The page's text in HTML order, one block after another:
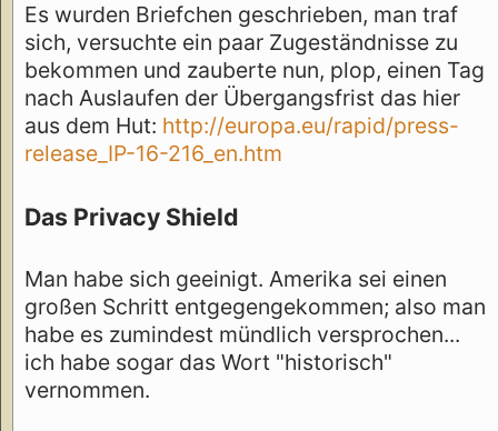
Es wurden Briefchen geschrieben, man traf
sich, versuchte ein paar Zugeständnisse zu
bekommen und zauberte nun, plop, einen Tag
nach Auslaufen der Übergangsfrist das hier
aus dem Hut: http://europa.eu/rapid/press-
release_IP-16-216_en.htm
Das Privacy Shield
Man habe sich geeinigt. Amerika sei einen
großen Schritt entgegengekommen; also man
habe es zumindest mündlich versprochen...
ich habe sogar das Wort "historisch"
vernommen.